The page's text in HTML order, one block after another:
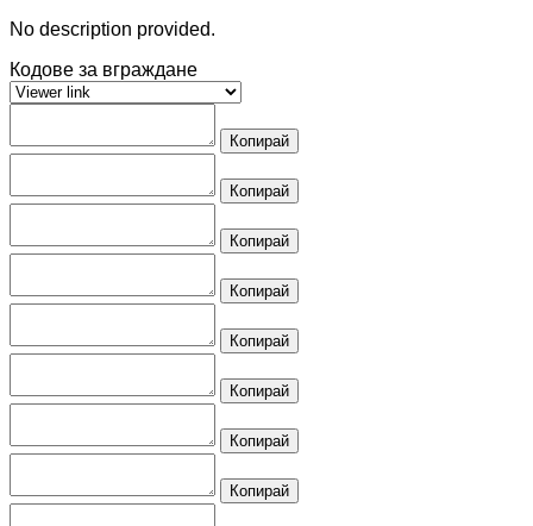
No description provided.
Кодове за вграждане
Копирай
Копирай
Копирай
Копирай
Копирай
Копирай
Копирай
Копирай